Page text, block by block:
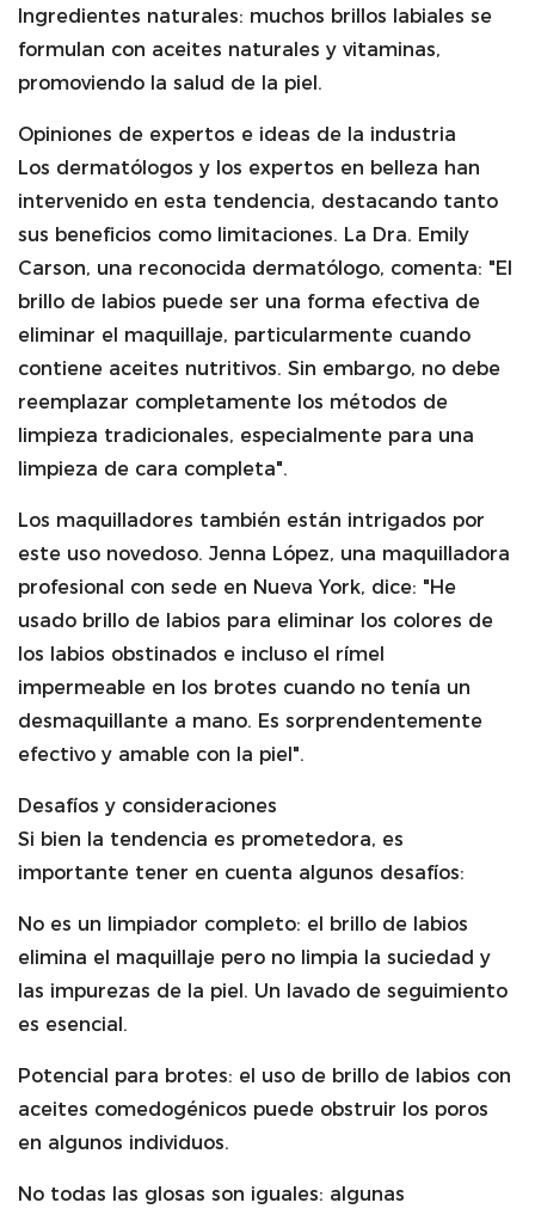
Ingredientes naturales: muchos brillos labiales se
formulan con aceites naturales y vitaminas,
promoviendo la salud de la piel.
Opiniones de expertos e ideas de la industria
Los dermatólogos y los expertos en belleza han
intervenido en esta tendencia, destacando tanto
sus beneficios como limitaciones. La Dra. Emily
Carson, una reconocida dermatólogo, comenta: "El
brillo de labios puede ser una forma efectiva de
eliminar el maquillaje, particularmente cuando
contiene aceites nutritivos. Sin embargo, no debe
reemplazar completamente los métodos de
limpieza tradicionales, especialmente para una
limpieza de cara completa".
Los maquilladores también están intrigados por
este uso novedoso. Jenna López, una maquilladora
profesional con sede en Nueva York, dice: "He
usado brillo de labios para eliminar los colores de
los labios obstinados e incluso el rímel
impermeable en los brotes cuando no tenía un
desmaquillante a mano. Es sorprendentemente
efectivo y amable con la piel".
Desafíos y consideraciones
Si bien la tendencia es prometedora, es
importante tener en cuenta algunos desafíos:
No es un limpiador completo: el brillo de labios
elimina el maquillaje pero no limpia la suciedad y
las impurezas de la piel. Un lavado de seguimiento
es esencial.
Potencial para brotes: el uso de brillo de labios con
aceites comedogénicos puede obstruir los poros
en algunos individuos.
No todas las glosas son iguales: algunas